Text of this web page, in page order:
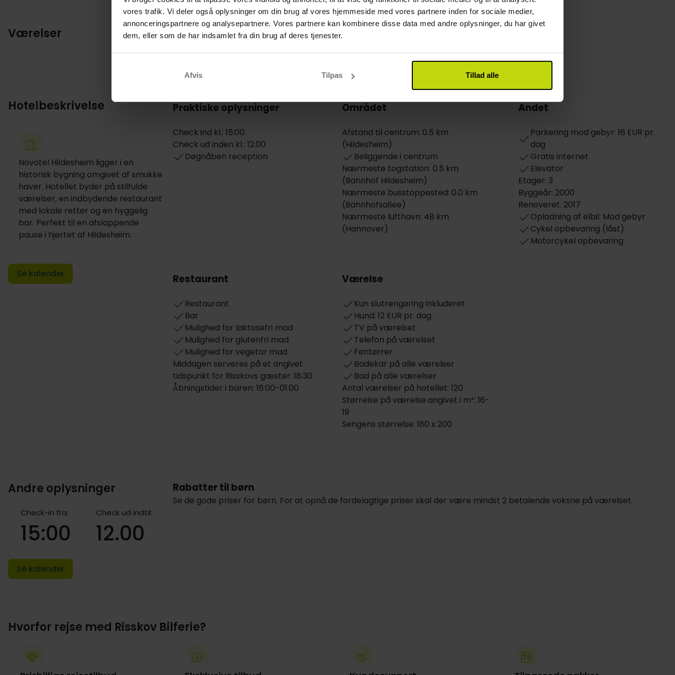
vores trafik. Vi deler også oplysninger om din brug af vores hjemmeside med vores partnere inden for sociale medier,
annonceringspartnere og analysepartnere. Vores partnere kan kombinere disse data med andre oplysninger, du har givet
dem, eller som de har indsamlet fra din brug af deres tjenester.
Afvis Tilpas Tillad alle
Værelser
Hotelbeskrivelse
Novotel Hildesheim ligger i en
historisk bygning omgivet af smukke
haver. Hotellet byder på stilfulde
værelser, en indbydende restaurant
med lokale retter og en hyggelig
bar. Perfekt til en afslappende
pause i hjertet af Hildesheim.
Se kalender
Praktiske oplysninger
Check ind kl.: 15:00
Check ud inden kl.: 12.00
Døgnåben reception
Området
Afstand til centrum: 0.5 km
(Hildesheim)
Beliggende i centrum
Nærmeste togstation: 0.5 km
(Bahnhof Hildesheim)
Nærmeste busstoppested: 0.0 km
(Bahnhofsallee)
Nærmeste lufthavn: 48 km
(Hannover)
Andet
Parkering mod gebyr: 16 EUR pr.
dag
Gratis internet
Elevator
Etager: 3
Byggeår: 2000
Renoveret: 2017
Opladning af elbil: Mod gebyr
Cykel opbevaring (låst)
Motorcykel opbevaring
Restaurant
Restaurant
Bar
Mulighed for laktosefri mad
Mulighed for glutenfri mad
Mulighed for vegetar mad
Middagen serveres på et angivet
tidspunkt for Risskovs gæster: 18:30
Åbningstider i baren: 16:00-01:00
Værelse
Kun slutrengøring inkluderet
Hund: 12 EUR pr. dag
TV på værelset
Telefon på værelset
Føntørrer
Badekar på alle værelser
Bad på alle værelser
Antal værelser på hotellet: 120
Størrelse på værelse angivet i m²: 16-
19
Sengens størrelse: 180 x 200
Andre oplysninger
Check-in fra:
15:00
Check ud indtil:
12.00
Se kalender
Rabatter til børn
Se de gode priser for børn. For at opnå de fordelagtige priser skal der være mindst 2 betalende voksne på værelset.
Hvorfor rejse med Risskov Bilferie?